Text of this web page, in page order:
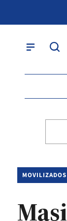
MOVILIZADOS